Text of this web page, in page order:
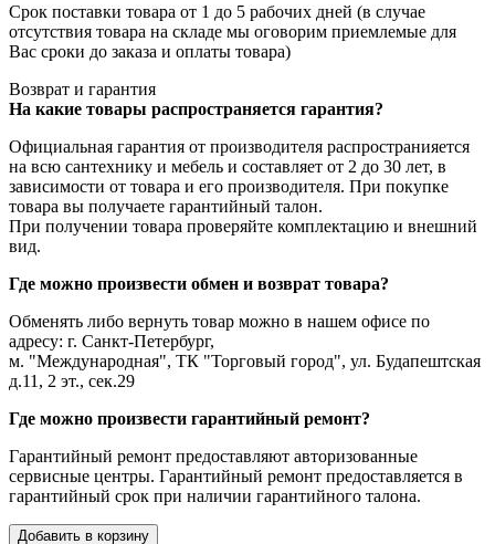
Срок поставки товара от 1 до 5 рабочих дней (в случае
отсутствия товара на складе мы оговорим приемлемые для
Вас сроки до заказа и оплаты товара)
Возврат и гарантия
На какие товары распространяется гарантия?
Официальная гарантия от производителя распространияется
на всю сантехнику и мебель и составляет от 2 до 30 лет, в
зависимости от товара и его производителя. При покупке
товара вы получаете гарантийный талон.
При получении товара проверяйте комплектацию и внешний
вид.
Где можно произвести обмен и возврат товара?
Обменять либо вернуть товар можно в нашем офисе по
адресу: г. Санкт-Петербург,
м. "Международная", ТК "Торговый город", ул. Будапештская
д.11, 2 эт., сек.29
Где можно произвести гарантийный ремонт?
Гарантийный ремонт предоставляют авторизованные
сервисные центры. Гарантийный ремонт предоставляется в
гарантийный срок при наличии гарантийного талона.
Добавить в корзину